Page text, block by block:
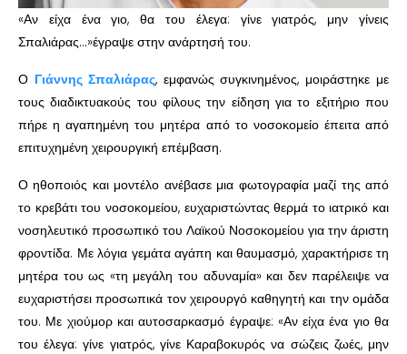
«Αν είχα ένα γιο, θα του έλεγα: γίνε γιατρός, μην γίνεις
Σπαλιάρας…»έγραψε στην ανάρτησή του.
Ο Γιάννης Σπαλιάρας, εμφανώς συγκινημένος, μοιράστηκε με
τους διαδικτυακούς του φίλους την είδηση για το εξιτήριο που
πήρε η αγαπημένη του μητέρα από το νοσοκομείο έπειτα από
επιτυχημένη χειρουργική επέμβαση.
Ο ηθοποιός και μοντέλο ανέβασε μια φωτογραφία μαζί της από
το κρεβάτι του νοσοκομείου, ευχαριστώντας θερμά το ιατρικό και
νοσηλευτικό προσωπικό του Λαϊκού Νοσοκομείου για την άριστη
φροντίδα. Με λόγια γεμάτα αγάπη και θαυμασμό, χαρακτήρισε τη
μητέρα του ως «τη μεγάλη του αδυναμία» και δεν παρέλειψε να
ευχαριστήσει προσωπικά τον χειρουργό καθηγητή και την ομάδα
του. Με χιούμορ και αυτοσαρκασμό έγραψε: «Αν είχα ένα γιο θα
του έλεγα: γίνε γιατρός, γίνε Καραβοκυρός να σώζεις ζωές, μην